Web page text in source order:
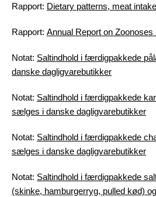
Rapport: Dietary patterns, meat
Rapport: Annual Report on
Notat: Saltindhold i færdigpakkede
danske dagligvarebutikker
Notat: Saltindhold i færdigpakkede
sælges i danske dagligvarebutikker
Notat: Saltindhold i færdigpakkede
sælges i danske dagligvarebutikker
Notat: Saltindhold i færdigpakkede
(skinke, hamburgerryg, pulled kød)